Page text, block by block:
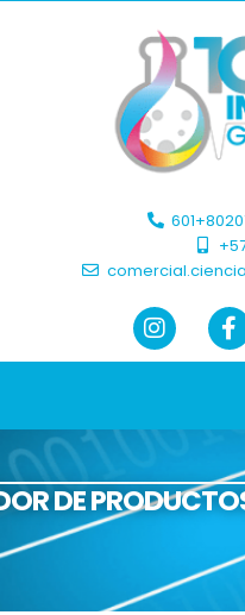
DE